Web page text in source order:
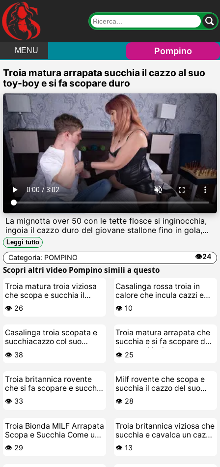
MENU Pompino
Troia matura arrapata succhia il cazzo al suo
toy-boy e si fa scopare duro
La mignotta over 50 con le tette flosce si inginocchia,
ingoia il cazzo duro del giovane stallone fino in gola,
bava e geme come una puttana Poi lui la sbatte a
pecorina, le sfonda la figa bagnata e le sborra dentro
forte.
Leggi tutto
Categoria: POMPINO 👁️24
Scopri altri video Pompino simili a questo
Troia matura troia viziosa
che scopa e succhia il
cazzo al suo appuntamento
👁️ 26
Casalinga rossa troia in
calore che incula cazzi e
succhia palle
👁️ 10
Casalinga troia scopata e
succhiacazzo col suo
amante
👁️ 38
Troia matura arrapata che
succhia e si fa scopare da
due cazzi insieme
👁️ 25
Troia britannica rovente
che si fa scopare e succhia
il cazzo allamante
👁️ 33
Milf rovente che scopa e
succhia il cazzo del suo
toy-boy giardiniere
👁️ 28
Troia Bionda MILF Arrapata
Scopa e Succhia Come una
Porno Star
👁️ 29
Troia britannica viziosa che
succhia e cavalca un cazzo
duro
👁️ 13